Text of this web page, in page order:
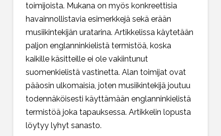
toimijoista. Mukana on myös konkreettisia
havainnollistavia esimerkkejä sekä erään
musiikintekijän uratarina. Artikkelissa käytetään
paljon englanninkielistä termistöä, koska
kaikille käsitteille ei ole vakiintunut
suomenkielistä vastinetta. Alan toimijat ovat
pääosin ulkomaisia, joten musiikintekijä joutuu
todennäköisesti käyttämään englanninkielistä
termistöä joka tapauksessa. Artikkelin lopusta
löytyy lyhyt sanasto.